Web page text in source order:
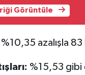
Görüntüle
%10,35 azalışla
%15,53 gibi